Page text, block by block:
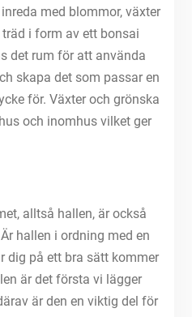
med blommor, växter
i form av ett bonsai
det rum för att använda
skapa det som passar en
för. Växter och grönska
och inomhus vilket ger
alltså hallen, är också
hallen i ordning med en
dig på ett bra sätt kommer
är det första vi lägger
är den en viktig del för